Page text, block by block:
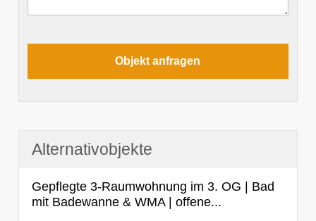
Alternativobjekte
Gepflegte 3-Raumwohnung im 3. OG | Bad
mit Badewanne & WMA | offene...